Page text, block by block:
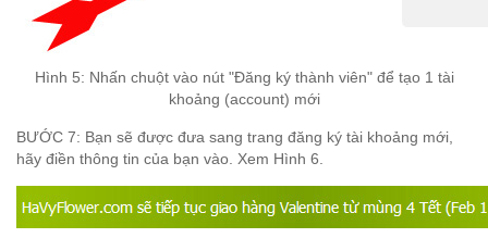
Hình 5: Nhấn chuột vào nút "Đăng ký thành viên" để tạo 1 tài
khoảng (account) mới
BƯỚC 7: Bạn sẽ được đưa sang trang đăng ký tài khoảng mới,
hãy điền thông tin của bạn vào. Xem Hình 6.